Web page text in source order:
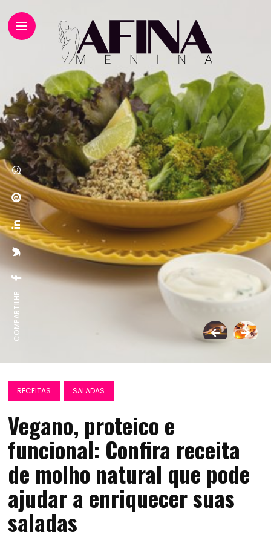
COMPARTILHE:
RECEITAS SALADAS
Vegano, proteico e
funcional: Confira receita
de molho natural que pode
ajudar a enriquecer suas
saladas